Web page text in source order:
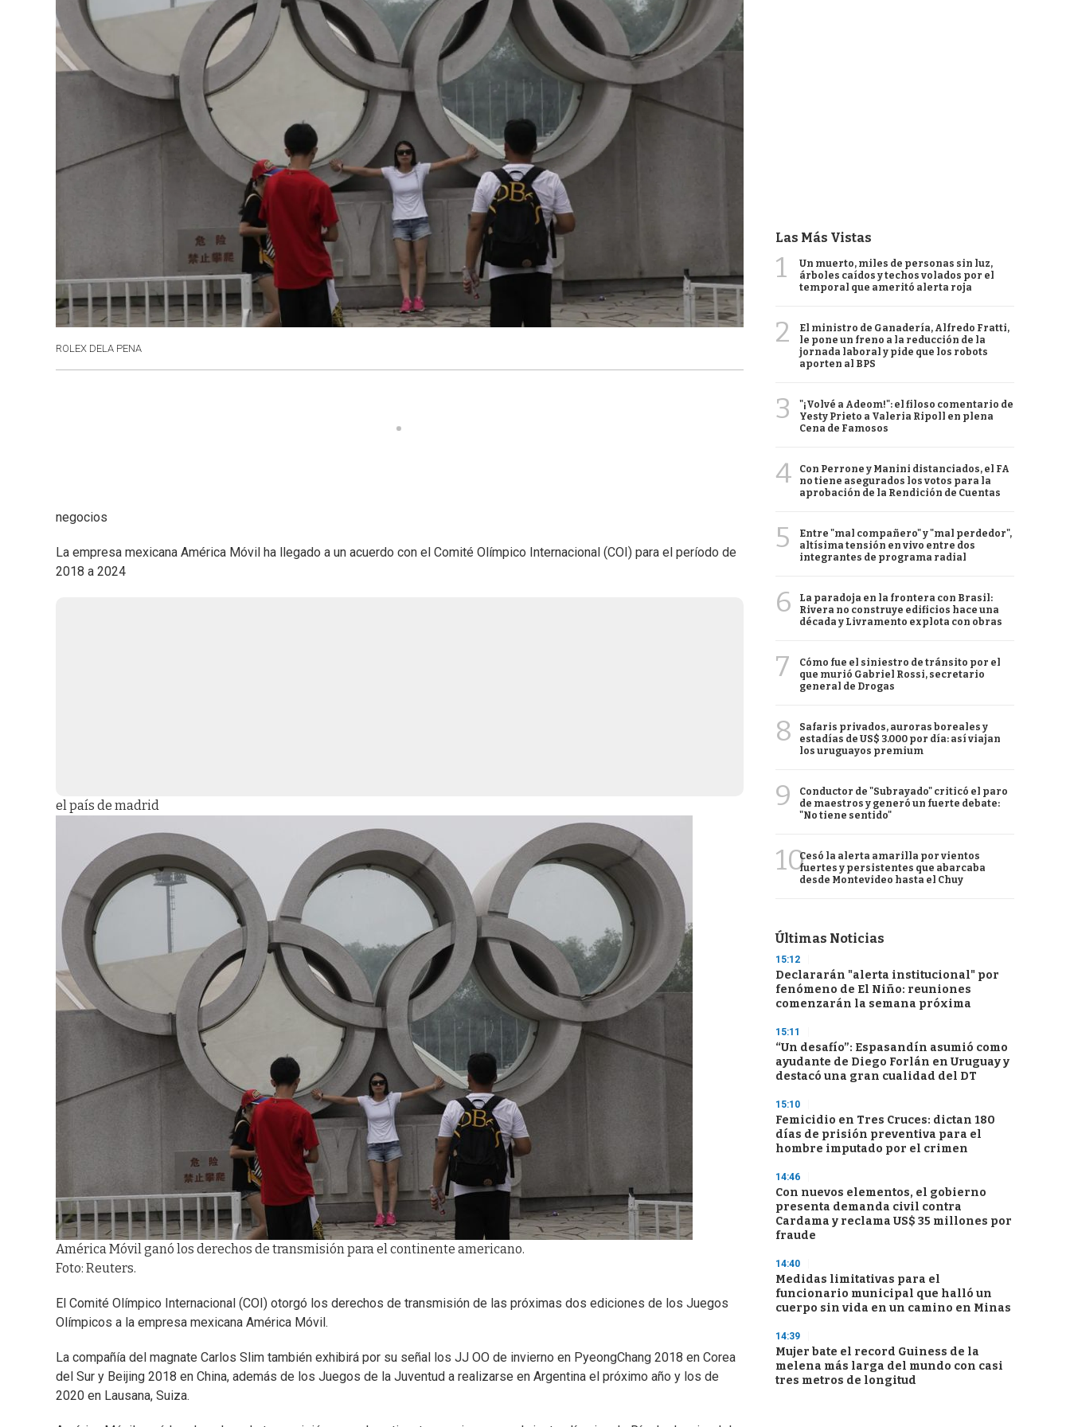
ROLEX DELA PENA
negocios
La empresa mexicana América Móvil ha llegado a un acuerdo con el Comité Olímpico Internacional (COI) para el período de
2018 a 2024
el país de madrid
América Móvil ganó los derechos de transmisión para el continente americano.
Foto: Reuters.
El Comité Olímpico Internacional (COI) otorgó los derechos de transmisión de las próximas dos ediciones de los Juegos
Olímpicos a la empresa mexicana América Móvil.
La compañía del magnate Carlos Slim también exhibirá por su señal los JJ OO de invierno en PyeongChang 2018 en Corea
del Sur y Beijing 2018 en China, además de los Juegos de la Juventud a realizarse en Argentina el próximo año y los de
2020 en Lausana, Suiza.
Las Más Vistas
1
Un muerto, miles de personas sin luz,
árboles caídos y techos volados por el
temporal que ameritó alerta roja
2
El ministro de Ganadería, Alfredo Fratti,
le pone un freno a la reducción de la
jornada laboral y pide que los robots
aporten al BPS
3
"¡Volvé a Adeom!": el filoso comentario de
Yesty Prieto a Valeria Ripoll en plena
Cena de Famosos
4
Con Perrone y Manini distanciados, el FA
no tiene asegurados los votos para la
aprobación de la Rendición de Cuentas
5
Entre "mal compañero" y "mal perdedor",
altísima tensión en vivo entre dos
integrantes de programa radial
6
La paradoja en la frontera con Brasil:
Rivera no construye edificios hace una
década y Livramento explota con obras
7
Cómo fue el siniestro de tránsito por el
que murió Gabriel Rossi, secretario
general de Drogas
8
Safaris privados, auroras boreales y
estadías de US$ 3.000 por día: así viajan
los uruguayos premium
9
Conductor de "Subrayado" criticó el paro
de maestros y generó un fuerte debate:
"No tiene sentido"
10Cesó la alerta amarilla por vientos
fuertes y persistentes que abarcaba
desde Montevideo hasta el Chuy
Últimas Noticias
15:12
Declararán "alerta institucional" por
fenómeno de El Niño: reuniones
comenzarán la semana próxima
15:11
“Un desafío”: Espasandín asumió como
ayudante de Diego Forlán en Uruguay y
destacó una gran cualidad del DT
15:10
Femicidio en Tres Cruces: dictan 180
días de prisión preventiva para el
hombre imputado por el crimen
14:46
Con nuevos elementos, el gobierno
presenta demanda civil contra
Cardama y reclama US$ 35 millones por
fraude
14:40
Medidas limitativas para el
funcionario municipal que halló un
cuerpo sin vida en un camino en Minas
14:39
Mujer bate el record Guiness de la
melena más larga del mundo con casi
tres metros de longitud